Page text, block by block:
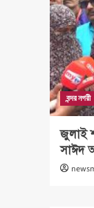
বন্দর নগরী
জুলাই
সাঈদ